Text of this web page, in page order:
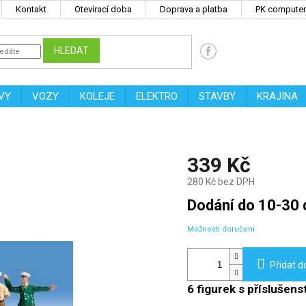
Kontakt Otevírací doba Doprava a platba PK
HLEDAT
VOZY KOLEJE ELEKTRO STAVBY KRAJINA
339 Kč
280 Kč bez DPH
Měrná
cena:
Dodání do 10-30
Možnosti doručení
Přidat
6 figurek s